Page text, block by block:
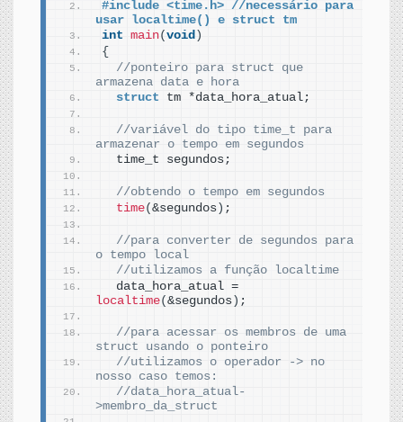
#include <time.h> //necessário para
usar localtime() e struct tm
int main( void )
{
//ponteiro para struct que
armazena data e hora
struct tm *data_hora_atual;
//variável do tipo time_t para
armazenar o tempo em segundos
  time_t segundos;
//obtendo o tempo em segundos
time( &segundos ) ;
//para converter de segundos para
o tempo local
//utilizamos a função localtime
localtime( &segundos ) ;
//para acessar os membros de uma
struct usando o ponteiro
//utilizamos o operador -> no
nosso caso temos:
//data_hora_atual-
>membro_da_struct